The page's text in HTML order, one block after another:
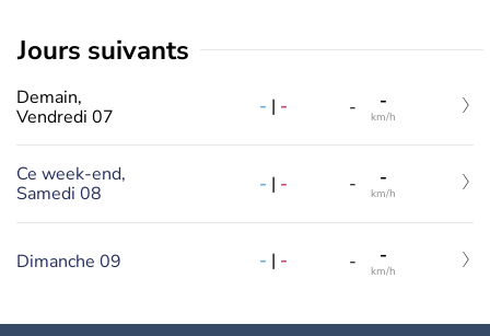
jours suivants
Demain,
Vendredi 07
- | - - -
km/h
Ce week-end,
Samedi 08
- | - - -
km/h
Dimanche 09 - | - - -
km/h